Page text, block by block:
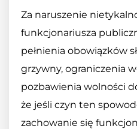
Za naruszenie
funkcjonariusza
pełnienia obowiązków
grzywny, ograniczenia
pozbawienia wolności
że jeśli czyn ten
zachowanie się